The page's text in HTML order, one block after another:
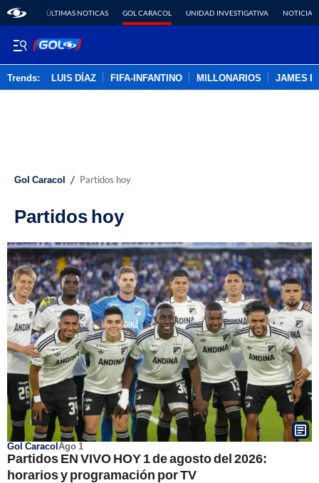
ÚLTIMAS NOTICAS GOL CARACOL UNIDAD INVESTIGATIVA NOTICIAS
Trends: LUIS DÍAZ FIFA-INFANTINO MILLONARIOS JAMES
Gol Caracol / Partidos hoy
Partidos hoy
Gol CaracolAgo 1
Partidos EN VIVO HOY 1 de agosto del 2026:
horarios y programación por TV